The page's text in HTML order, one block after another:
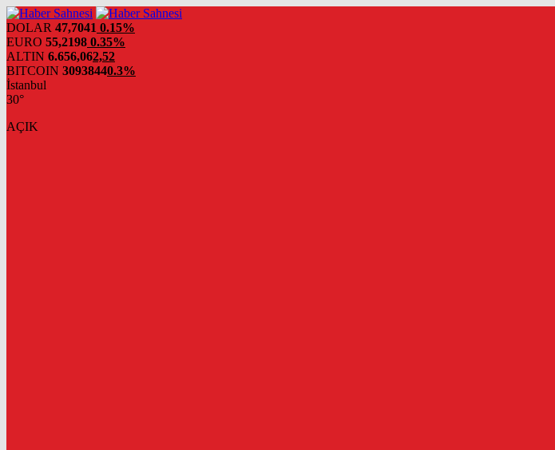
DOLAR 47,7041 0.15%
EURO 55,2198 0.35%
ALTIN 6.656,062,52
BITCOIN 30938440.3%
İstanbul
30°
AÇIK